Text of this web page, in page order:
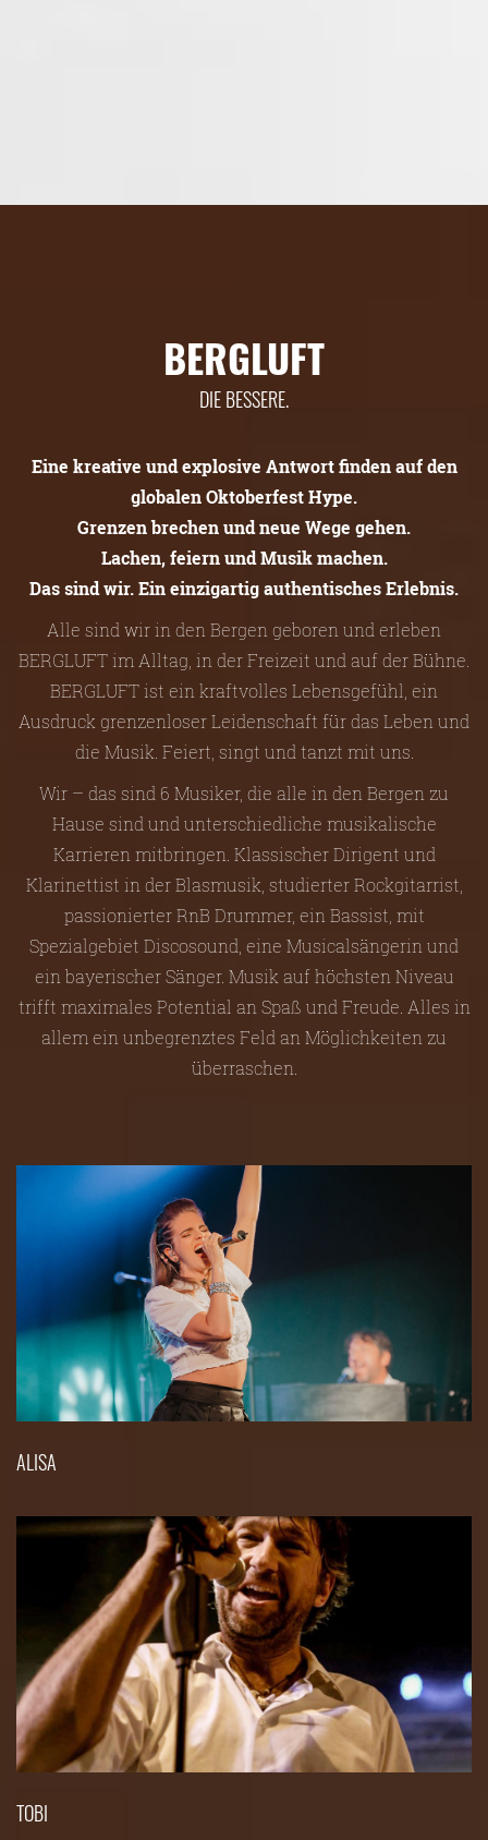
BERGLUFT
DIE BESSERE.
Eine kreative und explosive Antwort finden auf den
globalen Oktoberfest Hype.
Grenzen brechen und neue Wege gehen.
Lachen, feiern und Musik machen.
Das sind wir. Ein einzigartig authentisches Erlebnis.
Alle sind wir in den Bergen geboren und erleben
BERGLUFT im Alltag, in der Freizeit und auf der Bühne.
BERGLUFT ist ein kraftvolles Lebensgefühl, ein
Ausdruck grenzenloser Leidenschaft für das Leben und
die Musik. Feiert, singt und tanzt mit uns.
Wir – das sind 6 Musiker, die alle in den Bergen zu
Hause sind und unterschiedliche musikalische
Karrieren mitbringen. Klassischer Dirigent und
Klarinettist in der Blasmusik, studierter Rockgitarrist,
passionierter RnB Drummer, ein Bassist, mit
Spezialgebiet Discosound, eine Musicalsängerin und
ein bayerischer Sänger. Musik auf höchsten Niveau
trifft maximales Potential an Spaß und Freude. Alles in
allem ein unbegrenztes Feld an Möglichkeiten zu
überraschen.
ALISA
TOBI